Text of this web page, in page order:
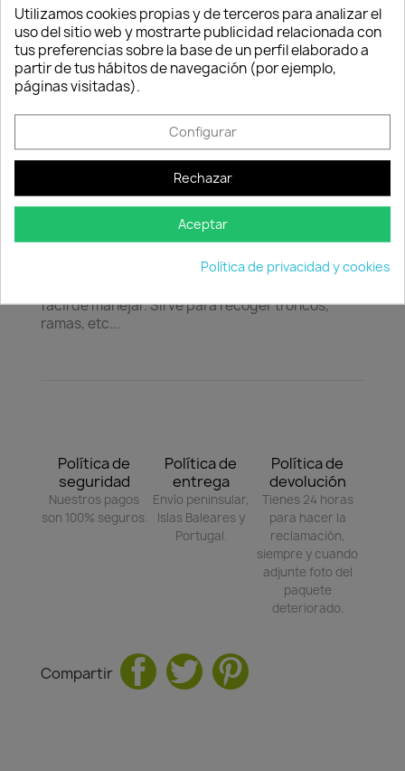
Colores HOBBY FLOWER
TaupeVerdeGranito
Cantidad
 AÑADIR AL CARRITO favorite_border
Descripción Detalles del producto
fácil de manejar. Sirve para recoger troncos,
ramas, etc...
Política de
seguridad
Nuestros pagos
son 100% seguros.
Política de
entrega
Envío peninsular,
Islas Baleares y
Portugal.
Política de
devolución
Tienes 24 horas
para hacer la
reclamación,
siempre y cuando
adjunte foto del
paquete
deteriorado.
Compartir
Utilizamos cookies propias y de terceros para analizar el
uso del sitio web y mostrarte publicidad relacionada con
tus preferencias sobre la base de un perfil elaborado a
partir de tus hábitos de navegación (por ejemplo,
páginas visitadas).
Configurar
Rechazar
Aceptar
Política de privacidad y cookies
Consentimiento de cookies